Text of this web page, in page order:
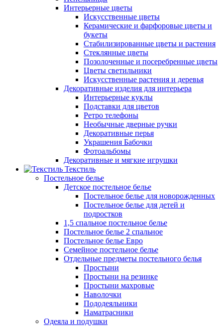
Интерьерные цветы
Искусственные цветы
Керамические и фарфоровые цветы и
букеты
Стабилизированные цветы и растения
Стеклянные цветы
Позолоченные и посеребренные цветы
Цветы светильники
Искусственные растения и деревья
Декоративные изделия для интерьера
Интерьерные куклы
Подставки для цветов
Ретро телефоны
Необычные дверные ручки
Декоративные перья
Украшения Бабочки
Фотоальбомы
Декоративные и мягкие игрушки
Текстиль
Постельное белье
Детское постельное белье
Постельное белье для новорожденных
Постельное белье для детей и
подростков
1,5 спальное постельное белье
Постельное белье 2 спальное
Постельное белье Евро
Семейное постельное белье
Отдельные предметы постельного белья
Простыни
Простыни на резинке
Простыни махровые
Наволочки
Пододеяльники
Наматрасники
Одеяла и подушки